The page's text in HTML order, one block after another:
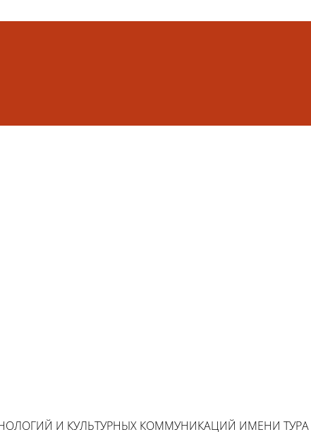
И КУЛЬТУРНЫХ КОММУНИКАЦИЙ ИМЕНИ ТУРА